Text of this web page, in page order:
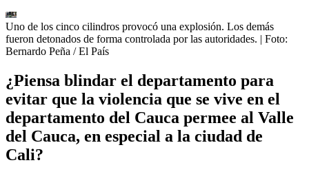
Uno de los cinco cilindros provocó una explosión. Los demás
fueron detonados de forma controlada por las autoridades. | Foto:
Bernardo Peña / El País
¿Piensa blindar el departamento para
evitar que la violencia que se vive en el
departamento del Cauca permee al Valle
del Cauca, en especial a la ciudad de
Cali?